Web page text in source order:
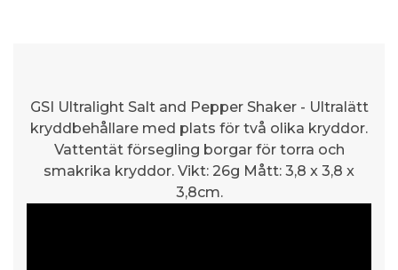
GSI Ultralight Salt and Pepper Shaker - Ultralätt
kryddbehållare med plats för två olika kryddor.
Vattentät försegling borgar för torra och
smakrika kryddor. Vikt: 26g Mått: 3,8 x 3,8 x
3,8cm.